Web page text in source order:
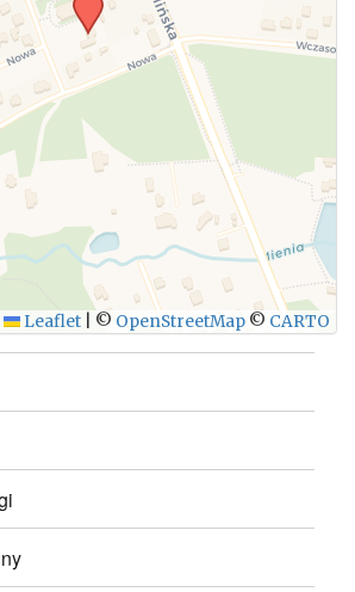
WYŚLIJ
Leaflet © OpenStreetMap © CARTO